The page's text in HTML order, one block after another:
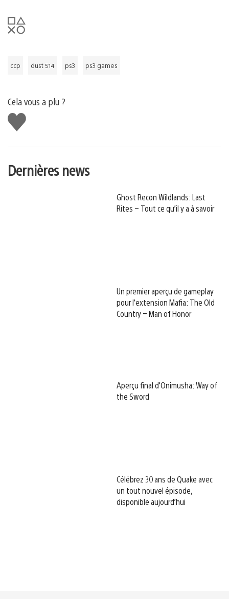
ccp dust 514 ps3 ps3 games
Cela vous a plu ?
J'aime
Dernières news
Ghost Recon Wildlands: Last
Rites – Tout ce qu’il y a à savoir
Un premier aperçu de gameplay
pour l’extension Mafia: The Old
Country – Man of Honor
Aperçu final d’Onimusha: Way of
the Sword
Célébrez 30 ans de Quake avec
un tout nouvel épisode,
disponible aujourd’hui